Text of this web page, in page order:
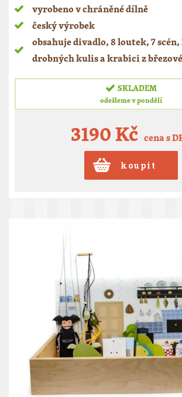
vyrobeno v chráněné dílně
český výrobek
obsahuje divadlo, 8 loutek, 7
drobných kulis a krabici z
SKLADEM
odešleme v pondělí
3190 Kč cena s